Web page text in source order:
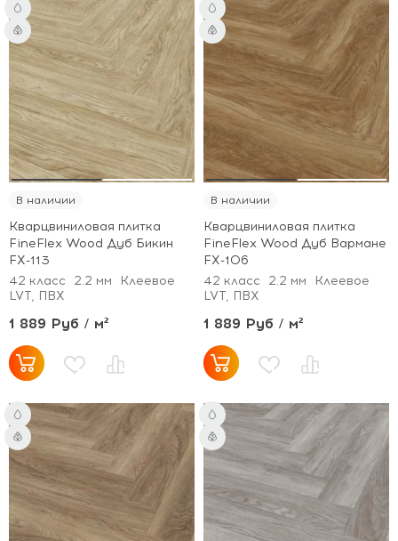
В наличии
Кварцвиниловая плитка
FineFlex Wood Дуб Бикин
FX-113
42 класс
2.2 мм
Клеевое
LVT, ПВХ
1 889 Руб / м²
В наличии
Кварцвиниловая плитка
FineFlex Wood Дуб Вармане
FX-106
42 класс
2.2 мм
Клеевое
LVT, ПВХ
1 889 Руб / м²